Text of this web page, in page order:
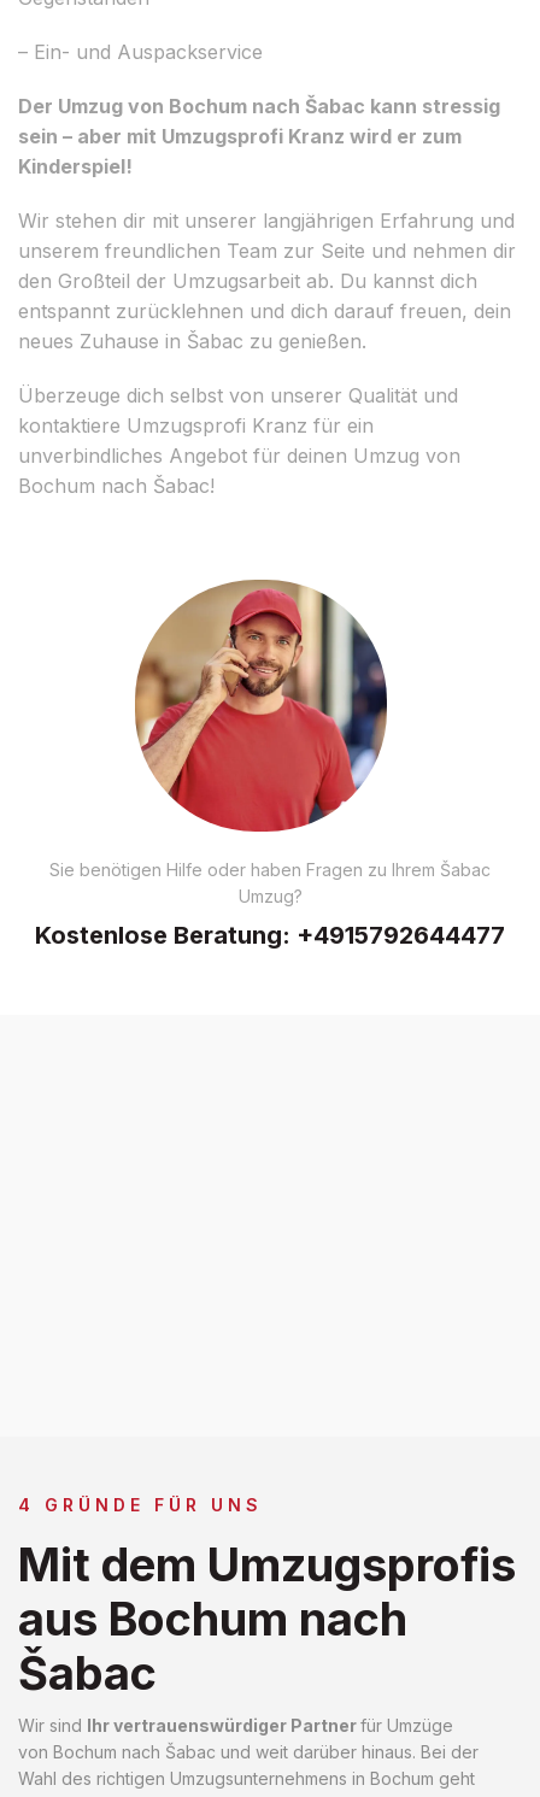
– Ein- und Auspackservice
Der Umzug von Bochum nach Šabac kann stressig
sein – aber mit Umzugsprofi Kranz wird er zum
Kinderspiel!
Wir stehen dir mit unserer langjährigen Erfahrung und
unserem freundlichen Team zur Seite und nehmen dir
den Großteil der Umzugsarbeit ab. Du kannst dich
entspannt zurücklehnen und dich darauf freuen, dein
neues Zuhause in Šabac zu genießen.
Überzeuge dich selbst von unserer Qualität und
kontaktiere Umzugsprofi Kranz für ein
unverbindliches Angebot für deinen Umzug von
Bochum nach Šabac!
Sie benötigen Hilfe oder haben Fragen zu Ihrem Šabac
Umzug?
Kostenlose Beratung: +4915792644477
4 GRÜNDE FÜR UNS
Mit dem Umzugsprofis
aus Bochum nach
Šabac
Wir sind Ihr vertrauenswürdiger Partnerfür Umzüge
von Bochum nach Šabac und weit darüber hinaus. Bei der
Wahl des richtigen Umzugsunternehmens in Bochum geht